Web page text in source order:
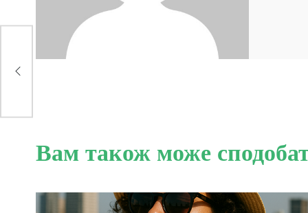
Вам також може